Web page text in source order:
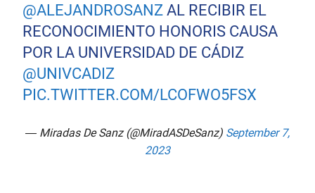
@ALEJANDROSANZ AL RECIBIR EL
RECONOCIMIENTO HONORIS CAUSA
POR LA UNIVERSIDAD DE CÁDIZ
@UNIVCADIZ
PIC.TWITTER.COM/LCOFWO5FSX
— Miradas De Sanz (@MiradASDeSanz) September 7,
2023